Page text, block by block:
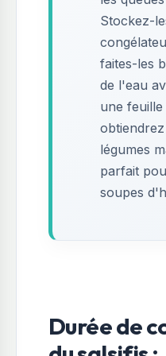
Stockez-
faites-les
de l'eau
une
légumes
parfait
soupes
Durée de